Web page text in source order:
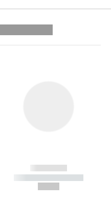
------------
----------- -----------